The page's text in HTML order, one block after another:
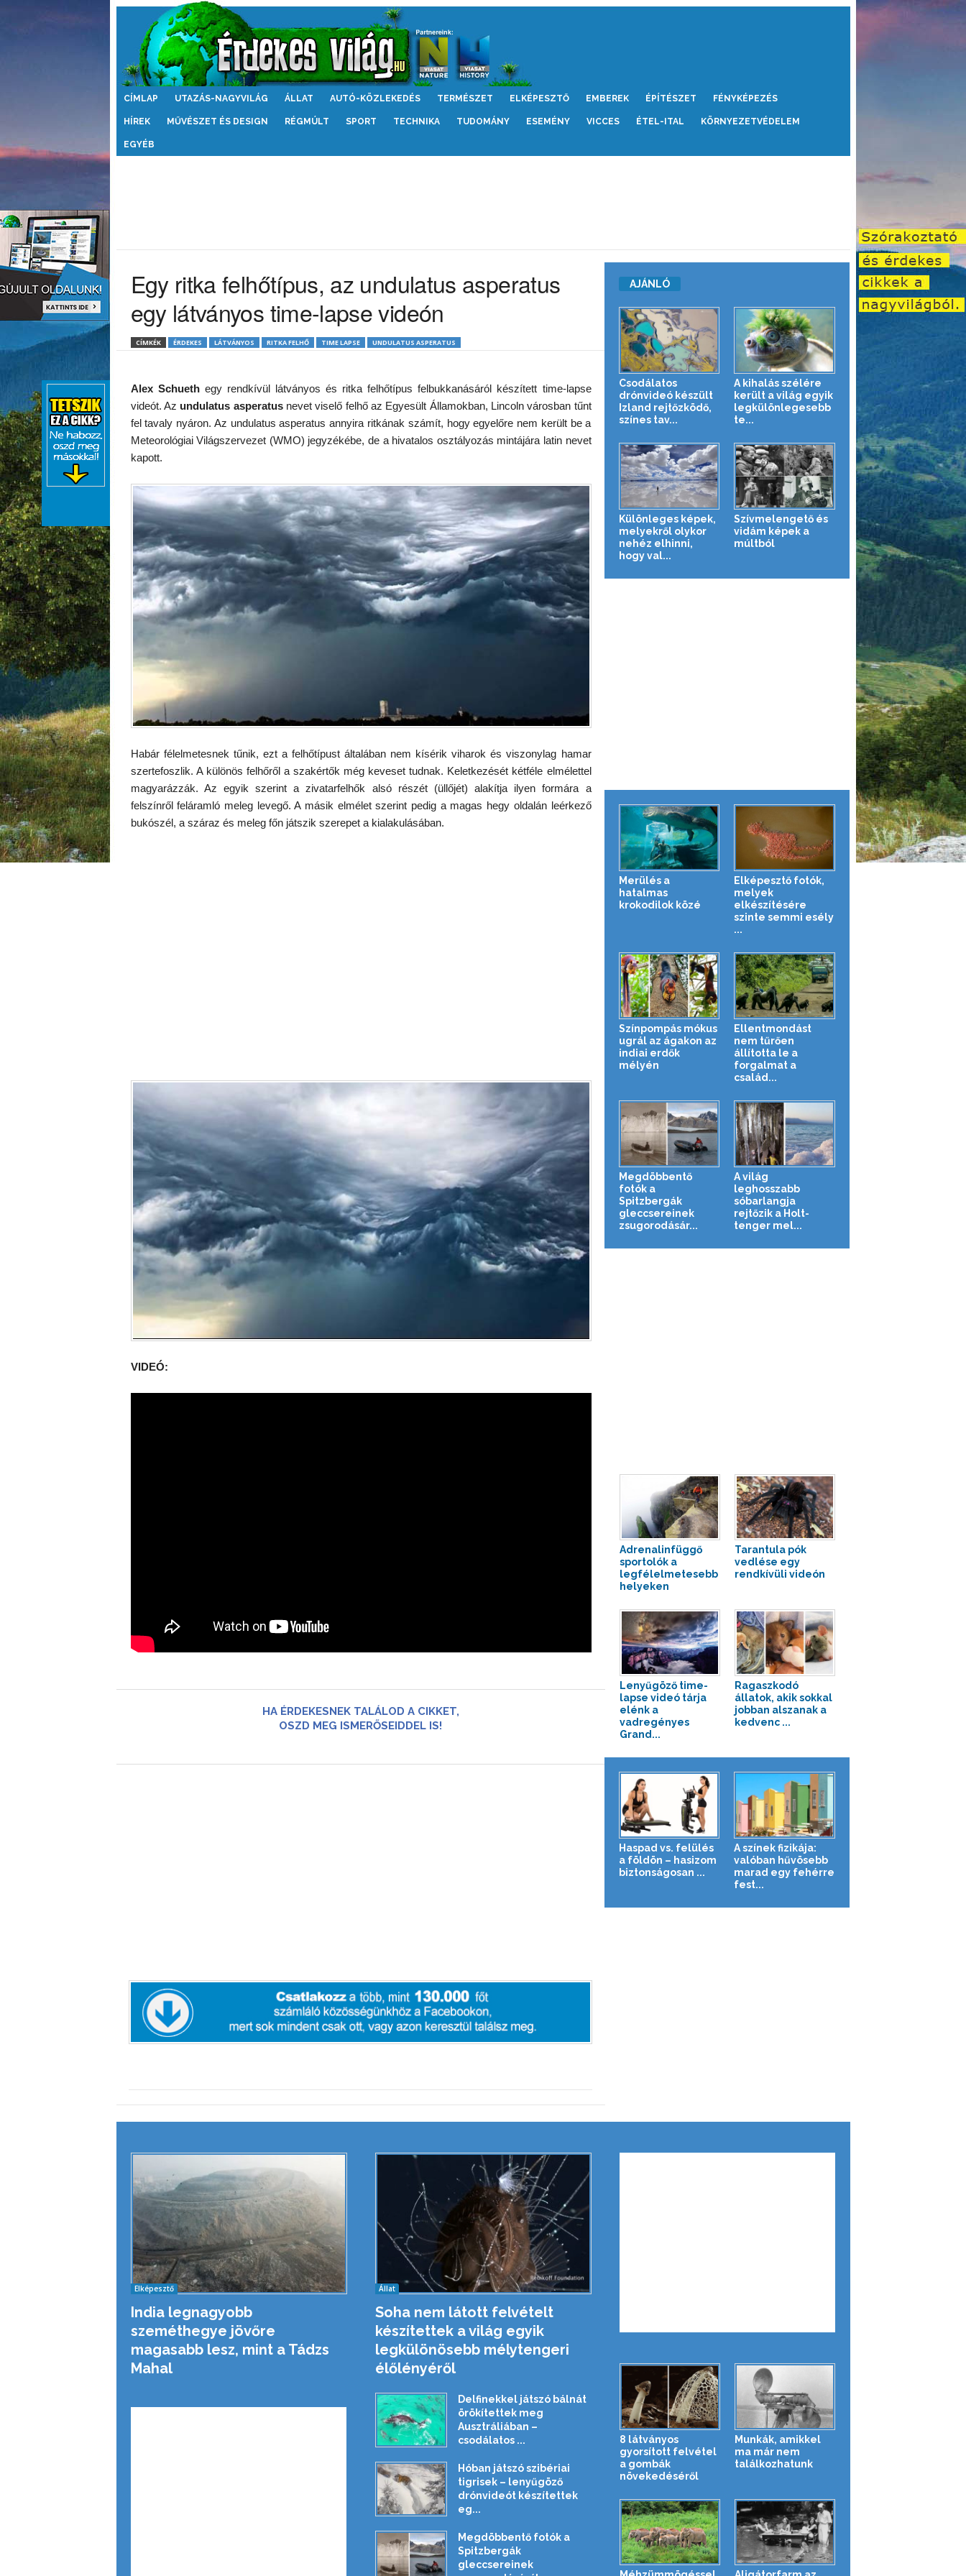
Érdekes
CÍMLAP UTAZÁS-NAGYVILÁG ÁLLAT AUTÓ-KÖZLEKEDÉS TERMÉSZET ELKÉPESZTŐ EMBEREK ÉPÍTÉSZET FÉNYKÉPEZÉS
HÍREK MŰVÉSZET ÉS DESIGN RÉGMÚLT SPORT TECHNIKA TUDOMÁNY ESEMÉNY VICCES ÉTEL-ITAL KÖRNYEZETVÉDELEM
EGYÉB
Egy ritka felhőtípus, az undulatus asperatus
egy látványos time-lapse videón
CÍMKÉK ÉRDEKES LÁTVÁNYOS RITKA FELHŐ TIME LAPSE UNDULATUS ASPERATUS
Alex Schuethegy rendkívül látványos és ritka felhőtípus felbukkanásáról készített time-lapse
videót. Az undulatus asperatusnevet viselő felhő az Egyesült Államokban, Lincoln városban tűnt
fel tavaly nyáron. Az undulatus asperatus annyira ritkának számít, hogy egyelőre nem került be a
Meteorológiai Világszervezet (WMO) jegyzékébe, de a hivatalos osztályozás mintájára latin nevet
kapott.
Habár félelmetesnek tűnik, ezt a felhőtípust általában nem kísérik viharok és viszonylag hamar
szertefoszlik. A különös felhőről a szakértők még keveset tudnak. Keletkezését kétféle elmélettel
magyarázzák. Az egyik szerint a zivatarfelhők alsó részét (üllőjét) alakítja ilyen formára a
felszínről feláramló meleg levegő. A másik elmélet szerint pedig a magas hegy oldalán leérkező
bukószél, a száraz és meleg főn játszik szerepet a kialakulásában.
VIDEÓ:
HA ÉRDEKESNEK TALÁLOD A CIKKET,
OSZD MEG ISMERŐSEIDDEL IS!
AJÁNLÓ
Csodálatos
drónvideó készült
Izland rejtőzködő,
színes tav...
A kihalás szélére
került a világ egyik
legkülönlegesebb
te...
Különleges képek,
melyekről olykor
nehéz elhinni,
hogy val...
Szívmelengető és
vidám képek a
múltból
Merülés a
hatalmas
krokodilok közé
Elképesztő fotók,
melyek
elkészítésére
szinte semmi esély
...
Színpompás mókus
ugrál az ágakon az
indiai erdők
mélyén
Ellentmondást
nem tűrően
állította le a
forgalmat a
család...
Megdöbbentő
fotók a
Spitzbergák
gleccsereinek
zsugorodásár...
A világ
leghosszabb
sóbarlangja
rejtőzik a Holt-
tenger mel...
Adrenalinfüggő
sportolók a
legfélelmetesebb
helyeken
Tarantula pók
vedlése egy
rendkívüli videón
Lenyűgöző time-
lapse videó tárja
elénk a
vadregényes
Grand...
Ragaszkodó
állatok, akik sokkal
jobban alszanak a
kedvenc ...
Haspad vs. felülés
a földön – hasizom
biztonságosan ...
A színek fizikája:
valóban hűvösebb
marad egy fehérre
fest...
Elképesztő
India legnagyobb
szeméthegye jövőre
magasabb lesz, mint a Tádzs
Mahal
Állat
Soha nem látott felvételt
készítettek a világ egyik
legkülönösebb mélytengeri
élőlényéről
Delfinekkel játszó bálnát
örökítettek meg
Ausztráliában –
csodálatos ...
Hóban játszó szibériai
tigrisek – lenyűgöző
drónvideót készítettek
eg...
Megdöbbentő fotók a
Spitzbergák
gleccsereinek
8 látványos
gyorsított felvétel
a gombák
növekedéséről
Munkák, amikkel
ma már nem
találkozhatunk